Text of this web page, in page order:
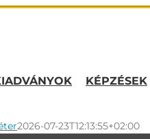
KÉPZÉSEK
2026-07-23T12:13:55+02:00